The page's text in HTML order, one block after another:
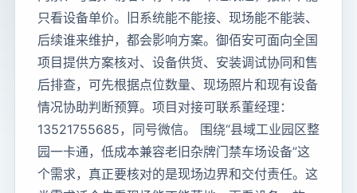
只看设备单价。旧系统能不能接、现场能不能装、
后续谁来维护，都会影响方案。御佰安可面向全国
项目提供方案核对、设备供货、安装调试协同和售
后排查，可先根据点位数量、现场照片和现有设备
情况协助判断预算。项目对接可联系董经理：
13521755685，同号微信。 围绕“县域工业园区整
园一卡通，低成本兼容老旧杂牌门禁车场设备”这
个需求，真正要核对的是现场边界和交付责任。这